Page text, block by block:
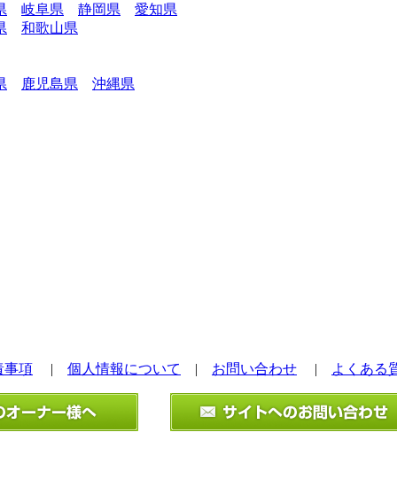
岐阜県 静岡県
愛知県
和歌山県
鹿児島県 沖縄県
事項 | 個人情報について | お問い合わせ | よくある